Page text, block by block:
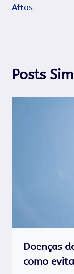
de
Aftas
Posts
Doenças
como